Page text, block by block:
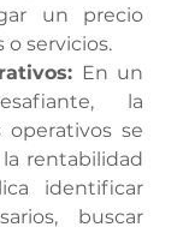
un precio
servicios.
En un
la
se
rentabilidad
identificar
buscar